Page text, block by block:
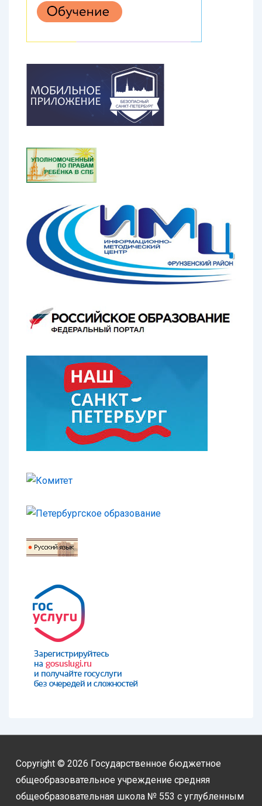
Copyright © 2026 Государственное бюджетное
общеобразовательное учреждение средняя
общеобразовательная школа № 553 с углубленным